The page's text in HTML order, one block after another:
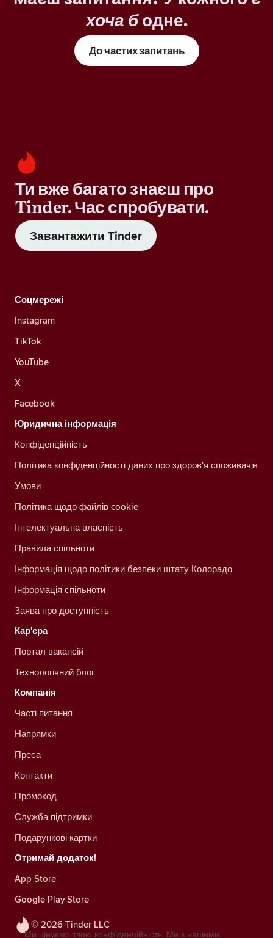
хоча бодне.
До частих запитань
Ти вже багато знаєш про
Tinder. Час спробувати.
Завантажити Tinder
© 2026 Tinder LLC
Соцмережі
Instagram
TikTok
YouTube
X
Facebook
Юридична інформація
Конфіденційність
Політика конфіденційності даних про здоров'я споживачів
Умови
Політика щодо файлів cookie
Інтелектуальна власність
Правила спільноти
Інформація щодо політики безпеки штату Колорадо
Інформація спільноти
Заява про доступність
Кар'єра
Портал вакансій
Технологічний блог
Компанія
Часті питання
Напрямки
Преса
Контакти
Промокод
Служба підтримки
Подарункові картки
Отримай додаток!
App Store
Google Play Store
Ми цінуємо твою конфіденційність. Ми з нашими